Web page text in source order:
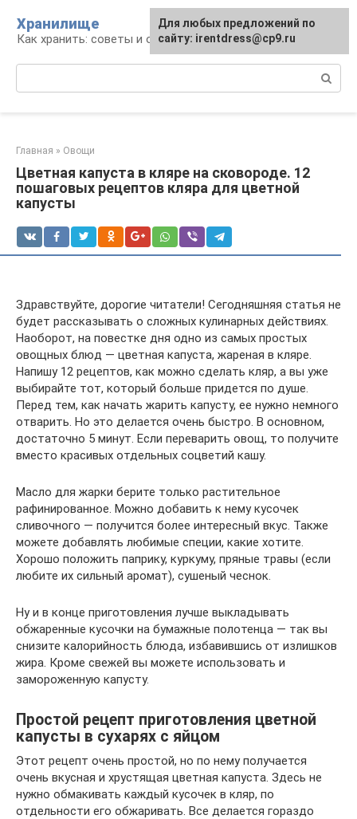
контенту
Хранилище
Как хранить: советы и опыт
Главная » Овощи
Цветная капуста в кляре на сковороде. 12
пошаговых рецептов кляра для цветной
капусты
Здравствуйте, дорогие читатели! Сегодняшняя статья не
будет рассказывать о сложных кулинарных действиях.
Наоборот, на повестке дня одно из самых простых
овощных блюд — цветная капуста, жареная в кляре.
Напишу 12 рецептов, как можно сделать кляр, а вы уже
выбирайте тот, который больше придется по душе.
Перед тем, как начать жарить капусту, ее нужно немного
отварить. Но это делается очень быстро. В основном,
достаточно 5 минут. Если переварить овощ, то получите
вместо красивых отдельных соцветий кашу.
Масло для жарки берите только растительное
рафинированное. Можно добавить к нему кусочек
сливочного — получится более интересный вкус. Также
можете добавлять любимые специи, какие хотите.
Хорошо положить паприку, куркуму, пряные травы (если
любите их сильный аромат), сушеный чеснок.
Ну и в конце приготовления лучше выкладывать
обжаренные кусочки на бумажные полотенца — так вы
снизите калорийность блюда, избавившись от излишков
жира. Кроме свежей вы можете использовать и
замороженную капусту.
Простой рецепт приготовления цветной
капусты в сухарях с яйцом
Этот рецепт очень простой, но по нему получается
очень вкусная и хрустящая цветная капуста. Здесь не
нужно обмакивать каждый кусочек в кляр, по
отдельности его обжаривать. Все делается гораздо
Для любых предложений по
сайту: irentdress@cp9.ru